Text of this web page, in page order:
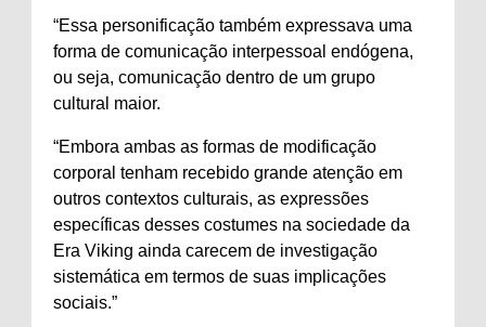
“Essa personificação também expressava uma
forma de comunicação interpessoal endógena,
ou seja, comunicação dentro de um grupo
cultural maior.
“Embora ambas as formas de modificação
corporal tenham recebido grande atenção em
outros contextos culturais, as expressões
específicas desses costumes na sociedade da
Era Viking ainda carecem de investigação
sistemática em termos de suas implicações
sociais.”